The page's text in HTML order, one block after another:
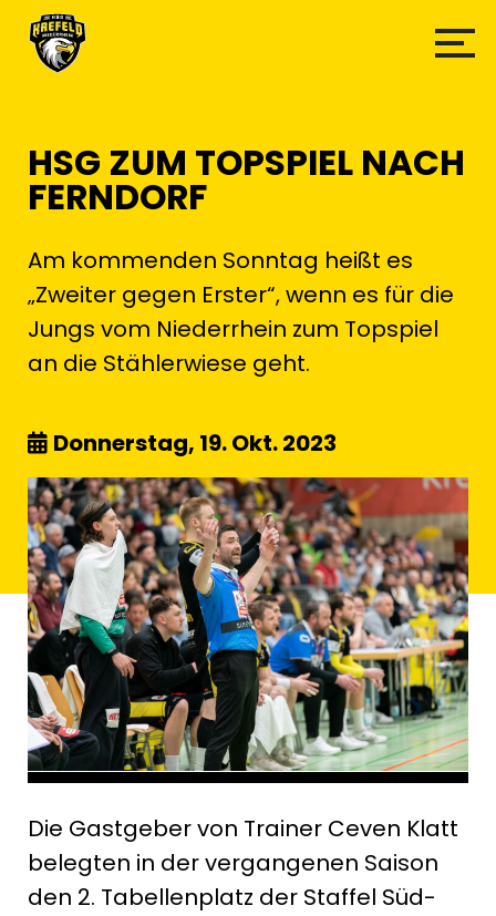
HSG ZUM TOPSPIEL NACH
FERNDORF
Am kommenden Sonntag heißt es
„Zweiter gegen Erster“, wenn es für die
Jungs vom Niederrhein zum Topspiel
an die Stählerwiese geht.
Donnerstag, 19. Okt. 2023
Die Gastgeber von Trainer Ceven Klatt
belegten in der vergangenen Saison
den 2. Tabellenplatz der Staffel Süd-